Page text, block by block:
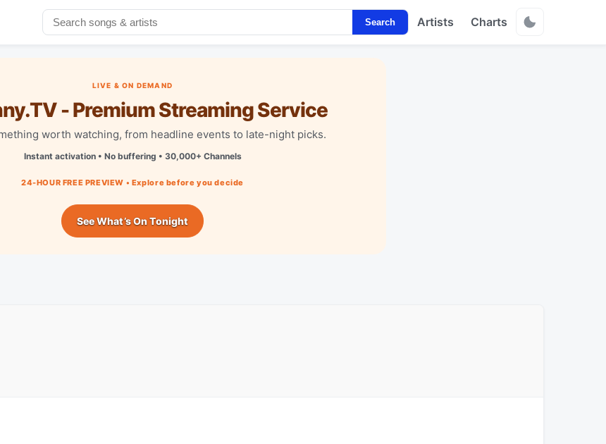
Search Artists Charts
LIVE & ON DEMAND
- Premium Streaming Service
worth watching, from headline events to late-night picks.
Instant activation • No buffering • 30,000+ Channels
24-HOUR FREE PREVIEW • Explore before you decide
See What’s On Tonight